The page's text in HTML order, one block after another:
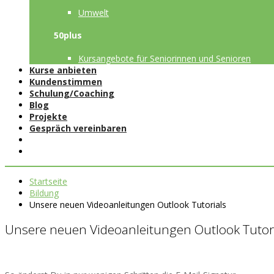
Umwelt
50plus
Kursangebote für Seniorinnen und Senioren
Kurse anbieten
Kundenstimmen
Schulung/Coaching
Blog
Projekte
Gespräch vereinbaren
Startseite
Bildung
Unsere neuen Videoanleitungen Outlook Tutorials
Unsere neuen Videoanleitungen Outlook